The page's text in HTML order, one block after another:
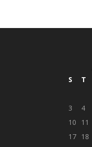
S T
3
4
10
11
17 18